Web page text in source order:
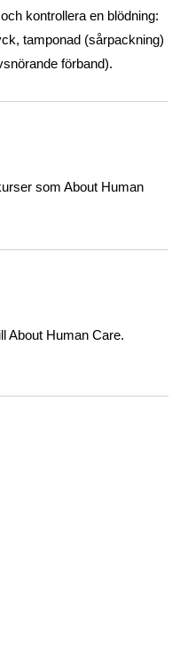
kontrollera en blödning:
tamponad (sårpackning)
förband).
som About Human
About Human Care.